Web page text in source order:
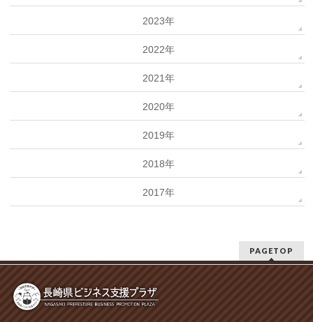
2023年
2022年
2021年
2020年
2019年
2018年
2017年
PAGETOP